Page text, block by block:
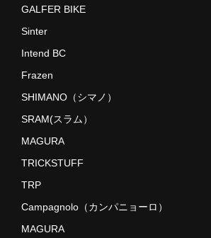
Intend BC
5DEV
OAK COMPONENTS
Outlier
SRAM(スラム）
TRP
GALFER BIKE
Sinter
Intend BC
Frazen
SHIMANO（シマノ）
SRAM(スラム）
MAGURA
TRICKSTUFF
TRP
Campagnolo（カンパニョーロ）
MAGURA